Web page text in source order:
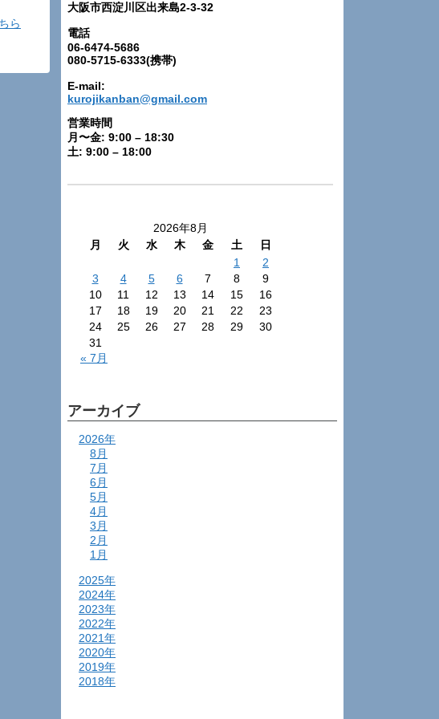
ら
大阪市西淀川区出来島2-3-32
電話
06-6474-5686
080-5715-6333(携帯)
E-mail:
kurojikanban@gmail.com
営業時間
月〜金: 9:00 – 18:30
土: 9:00 – 18:00
2026年8月
月
火 水 木 金 土
日
1
2
3
4 5 6 7 8
9
10
11 12 13 14 15
16
17
18 19 20 21 22
23
24
25 26 27 28 29
30
31
« 7月
アーカイブ
2026年
8月
7月
6月
5月
4月
3月
2月
1月
2025年
2024年
2023年
2022年
2021年
2020年
2019年
2018年